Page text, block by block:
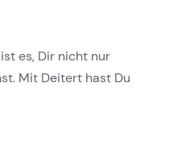
es, Dir nicht nur
Mit Deitert hast Du